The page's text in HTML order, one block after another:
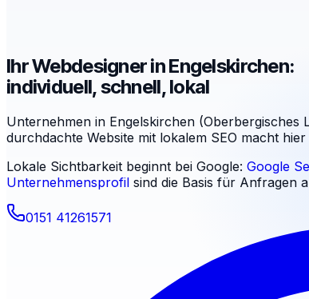
Ihr Webdesigner in Engelskirchen:
individuell, schnell, lokal
Unternehmen in Engelskirchen (Oberbergisches
durchdachte Website mit lokalem SEO macht
Lokale Sichtbarkeit beginnt bei Google: Google
Unternehmensprofil sind die Basis für Anfragen
0151 41261571